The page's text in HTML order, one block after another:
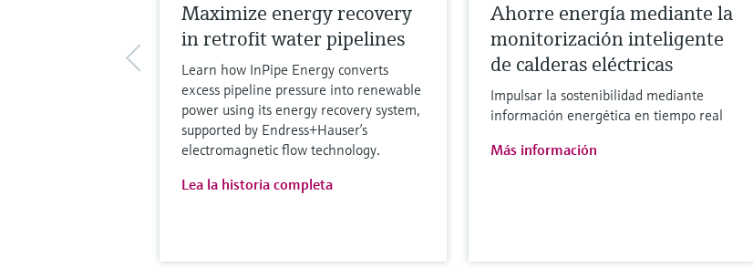
Maximize energy recovery
in retrofit water pipelines
Learn how InPipe Energy converts
excess pipeline pressure into renewable
power using its energy recovery system,
supported by Endress+Hauser’s
electromagnetic flow technology.
Lea la historia completa
Ahorre energía mediante la
monitorización inteligente
de calderas eléctricas
Impulsar la sostenibilidad mediante
información energética en tiempo real
Más información